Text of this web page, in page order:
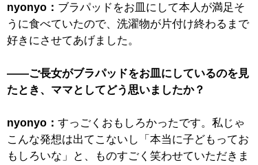
nyonyo： ブラパッドをお皿にして本人が満足そ
うに食べていたので、洗濯物が片付け終わるまで
好きにさせてあげました。
――ご長女がブラパッドをお皿にしているのを見
たとき、ママとしてどう思いましたか？
nyonyo： すっごくおもしろかったです。私じゃ
こんな発想は出てこないし「本当に子どもってお
もしろいな」と、ものすごく笑わせていただきま